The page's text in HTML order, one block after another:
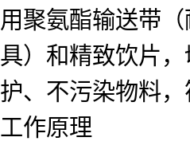
用聚氨酯输送带
具）和精致饮片
护、不污染物料，
工作原理